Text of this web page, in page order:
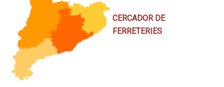
CERCADOR DE
FERRETERIES